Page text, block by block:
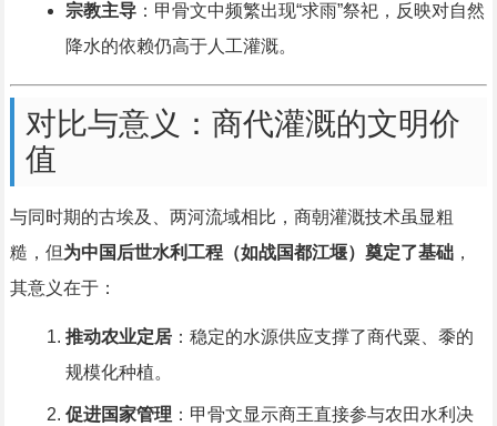
宗教主导：甲骨文中频繁出现“求雨”祭祀，反映对自然
降水的依赖仍高于人工灌溉。
对比与意义：商代灌溉的文明价
值
与同时期的古埃及、两河流域相比，商朝灌溉技术虽显粗
糙，但为中国后世水利工程（如战国都江堰）奠定了基础，
其意义在于：
推动农业定居：稳定的水源供应支撑了商代粟、黍的
规模化种植。
促进国家管理 ：甲骨文显示商王直接参与农田水利决